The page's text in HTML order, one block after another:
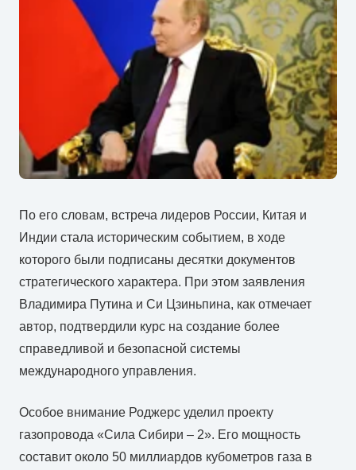
По его словам, встреча лидеров России, Китая и
Индии стала историческим событием, в ходе
которого были подписаны десятки документов
стратегического характера. При этом заявления
Владимира Путина и Си Цзиньпина, как отмечает
автор, подтвердили курс на создание более
справедливой и безопасной системы
международного управления.
Особое внимание Роджерс уделил проекту
газопровода «Сила Сибири – 2». Его мощность
составит около 50 миллиардов кубометров газа в